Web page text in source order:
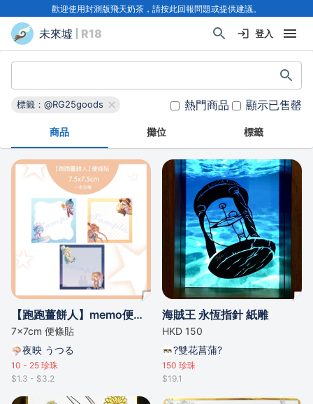
歡迎使用封測版飛天奶茶，請按此回報問題或提供建議。
未來墟 | R18 登入
標籤：@RG25goods 熱門商品 顯示已售罄
商品 攤位 標籤
【跑跑薑餅人】memo便條紙
7x7cm 便條貼
夜映 うつる
10 - 25 珍珠
$1.3 - $3.2
海賊王 永恆指針 紙雕
HKD 150
?雙花菖蒲?
150 珍珠
$19.1